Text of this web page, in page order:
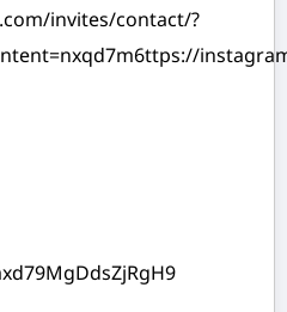
invites/contact/?